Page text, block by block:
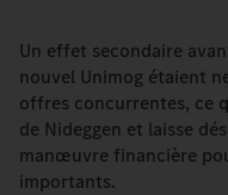
Un effet secondaire
nouvel Unimog étaient
offres concurrentes, ce
de Nideggen et laisse
manœuvre financière
importants.